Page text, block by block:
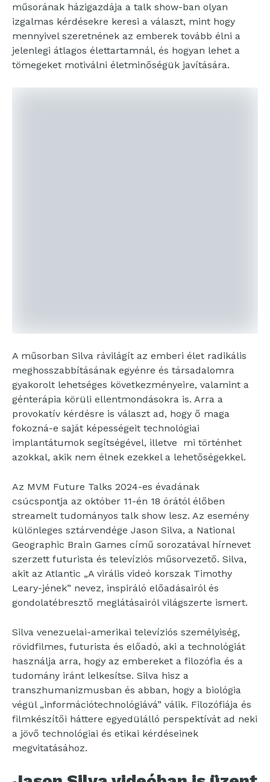
műsorának házigazdája a talk show-ban olyan
izgalmas kérdésekre keresi a választ, mint hogy
mennyivel szeretnének az emberek tovább élni a
jelenlegi átlagos élettartamnál, és hogyan lehet a
tömegeket motiválni életminőségük javítására.
A műsorban Silva rávilágít az emberi élet radikális
meghosszabbításának egyénre és társadalomra
gyakorolt lehetséges következményeire, valamint a
génterápia körüli ellentmondásokra is. Arra a
provokatív kérdésre is választ ad, hogy ő maga
fokozná-e saját képességeit technológiai
implantátumok segítségével, illetve mi történhet
azokkal, akik nem élnek ezekkel a lehetőségekkel.
Az MVM Future Talks 2024-es évadának
csúcspontja az október 11-én 18 órától élőben
streamelt tudományos talk show lesz. Az esemény
különleges sztárvendége Jason Silva, a National
Geographic Brain Games című sorozatával hírnevet
szerzett futurista és televíziós műsorvezető. Silva,
akit az Atlantic „A virális videó korszak Timothy
Leary-jének” nevez, inspiráló előadásairól és
gondolatébresztő meglátásairól világszerte ismert.
Silva venezuelai-amerikai televíziós személyiség,
rövidfilmes, futurista és előadó, aki a technológiát
használja arra, hogy az embereket a filozófia és a
tudomány iránt lelkesítse. Silva hisz a
transzhumanizmusban és abban, hogy a biológia
végül „információtechnológiává” válik. Filozófiája és
filmkészítői háttere egyedülálló perspektívát ad neki
a jövő technológiai és etikai kérdéseinek
megvitatásához.